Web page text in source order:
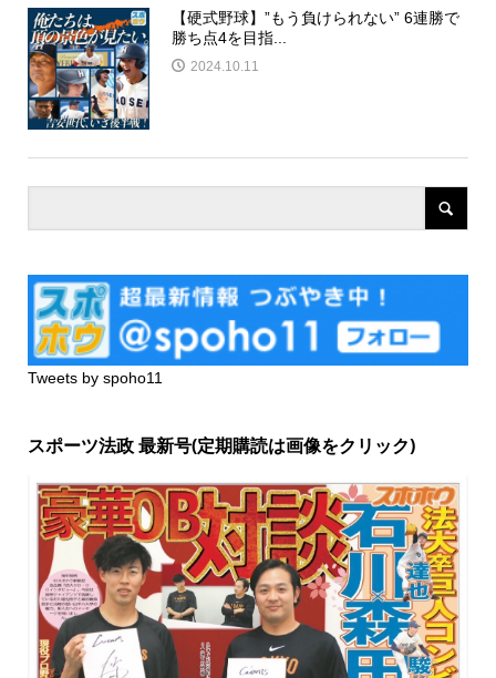
【硬式野球】”もう負けられない” 6連勝で
勝ち点4を目指...
2024.10.11
Tweets by spoho11
スポーツ法政 最新号(定期購読は画像をクリック)